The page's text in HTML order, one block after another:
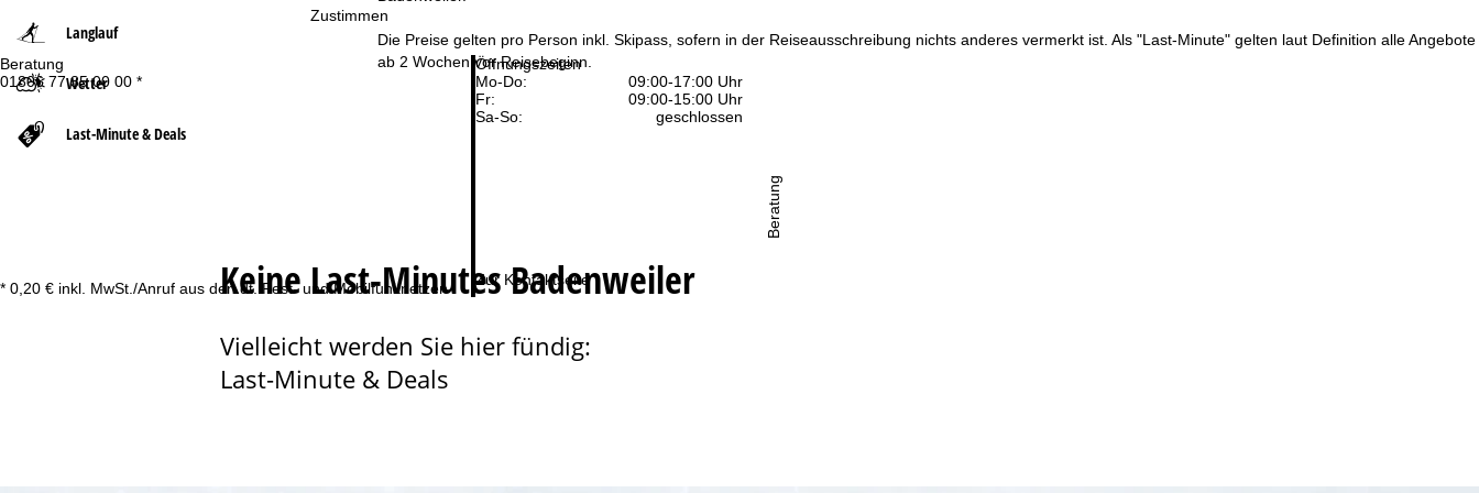
Zustimmen
Beratung
01806 77 35 00 00 *
* 0,20 € inkl. MwSt./Anruf aus den dt. Fest- und Mobilfunknetzen
Öffnungszeiten
Mo-Do:
09:00-17:00 Uhr
Fr:
09:00-15:00 Uhr
Sa-So:
geschlossen
Zur Kontaktseite
Beratung
Langlauf
Wetter
Last-Minute & Deals
t
e
Die Preise gelten pro Person inkl. Skipass, sofern in der Reiseausschreibung nichts anderes vermerkt ist. Als "Last-Minute" gelten laut Definition alle Angebote
ab 2 Wochen vor Reisebeginn.
Keine Last-Minutes Badenweiler
Vielleicht werden Sie hier fündig:
Last-Minute & Deals